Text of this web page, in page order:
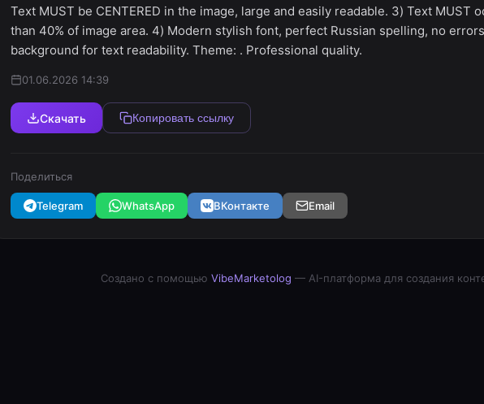
Text MUST be CENTERED in the image, large and easily readable. 3) Text MUST
than 40% of image area. 4) Modern stylish font, perfect Russian spelling, no
background for text readability. Theme: . Professional quality.
01.06.2026 14:39
Скачать Копировать ссылку
Поделиться
Telegram WhatsApp ВКонтакте Email
Создано с помощью VibeMarketolog — AI-платформа для создания